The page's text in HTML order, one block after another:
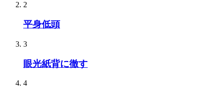
2
平身低頭
3
眼光紙背に徹す
4